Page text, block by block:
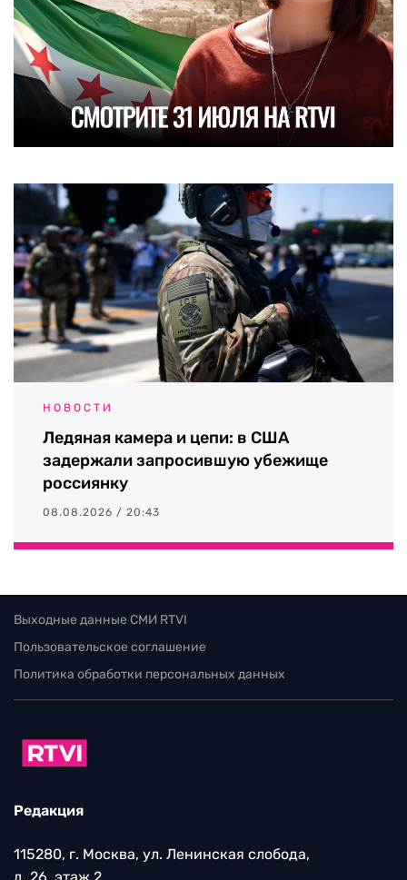
НОВОСТИ
Ледяная камера и цепи: в США
задержали запросившую убежище
россиянку
08.08.2026 / 20:43
Выходные данные СМИ RTVI
Пользовательское соглашение
Политика обработки персональных данных
Редакция
115280, г. Москва, ул. Ленинская слобода,